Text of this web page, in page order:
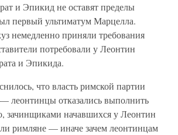
и Эпикид не оставят пределы
первый ультиматум Марцелла.
немедленно приняли требования
потребовали у Леонтин
и Эпикида.
что власть римской партии
леонтинцы отказались выполнить
зачинщиками начавшихся у Леонтин
римляне — иначе зачем леонтинцам